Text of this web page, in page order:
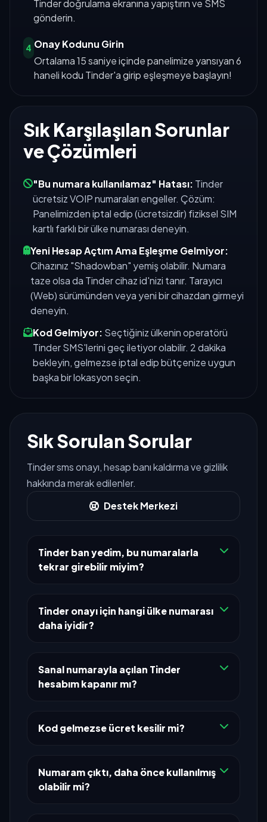
Tinder doğrulama ekranına yapıştırın ve SMS
gönderin.
4 Onay Kodunu Girin
Ortalama 15 saniye içinde panelimize yansıyan 6
haneli kodu Tinder'a girip eşleşmeye başlayın!
Sık Karşılaşılan Sorunlar
ve Çözümleri
"Bu numara kullanılamaz" Hatası: Tinder
ücretsiz VOIP numaraları engeller. Çözüm:
Panelimizden iptal edip (ücretsizdir) fiziksel SIM
kartlı farklı bir ülke numarası deneyin.
Yeni Hesap Açtım Ama Eşleşme Gelmiyor:
Cihazınız "Shadowban" yemiş olabilir. Numara
taze olsa da Tinder cihaz id'nizi tanır. Tarayıcı
(Web) sürümünden veya yeni bir cihazdan girmeyi
deneyin.
Kod Gelmiyor: Seçtiğiniz ülkenin operatörü
Tinder SMS'lerini geç iletiyor olabilir. 2 dakika
bekleyin, gelmezse iptal edip bütçenize uygun
başka bir lokasyon seçin.
Sık Sorulan Sorular
Tinder sms onayı, hesap banı kaldırma ve gizlilik
hakkında merak edilenler.
Destek Merkezi
Tinder ban yedim, bu numaralarla
tekrar girebilir miyim?
Tinder onayı için hangi ülke numarası
daha iyidir?
Sanal numarayla açılan Tinder
hesabım kapanır mı?
Kod gelmezse ücret kesilir mi?
Numaram çıktı, daha önce kullanılmış
olabilir mi?